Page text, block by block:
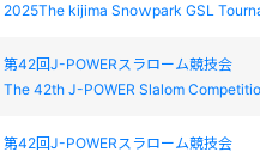
2025The kijima Snoｗpark GSL
第42回J-POWERスラローム競技会
The 42th J-POWER Slalom
第42回J-POWERスラローム競技会